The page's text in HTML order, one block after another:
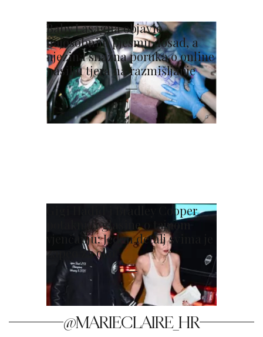
Baby Lasagna objavio
najosobniju pjesmu dosad, a
njezina snažna poruka o online
nasilju tjera na razmišljanje
Gigi Hadid i Bradley Cooper
potaknuli glasine o tajnom
vjenčanju: Jedan detalj svima je
zapeo za oko
@MARIECLAIRE_HR